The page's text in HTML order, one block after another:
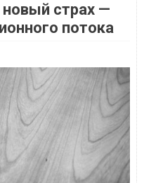
страх —
потока